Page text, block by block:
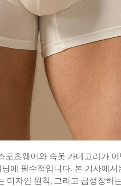
포츠웨어와 속옷 카테고리가
에 필수적입니다. 본 기사에서
디자인 원칙, 그리고 급성장하